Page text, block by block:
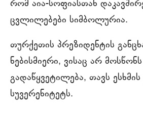
რომ აია-სოფიასთან
ცვლილებები სიმბოლურია.
თურქეთის პრეზიდენტის
ნებისმიერი, ვისაც არ
გადაწყვეტილება, თავს ესხმის
სუვერენიტეტს.